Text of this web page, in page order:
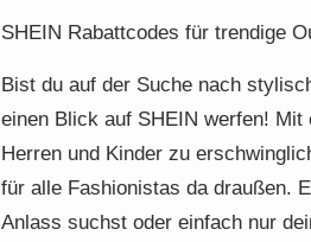
SHEIN Rabattcodes für trendige
Bist du auf der Suche nach
einen Blick auf SHEIN werfen! Mit
Herren und Kinder zu
für alle Fashionistas da draußen.
Anlass suchst oder einfach nur